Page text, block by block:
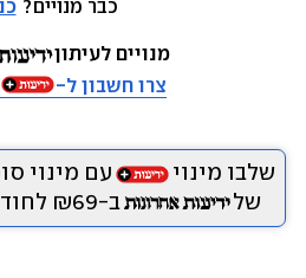
כבר מנויים?
מנויים לעיתון
צרו חשבון ל-
שלבו מינוי
עם מינוי
של
ב-₪69 לחודש.